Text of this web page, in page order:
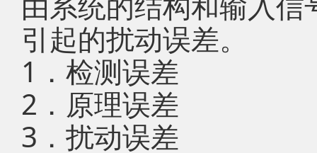
引起的扰动误差。
1．检测误差
2．原理误差
3．扰动误差